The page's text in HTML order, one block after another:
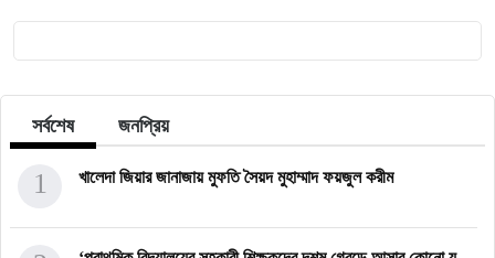
সর্বশেষ জনপ্রিয়
খালেদা জিয়ার জানাজায় মুফতি সৈয়দ মুহাম্মাদ ফয়জুল করীম
1